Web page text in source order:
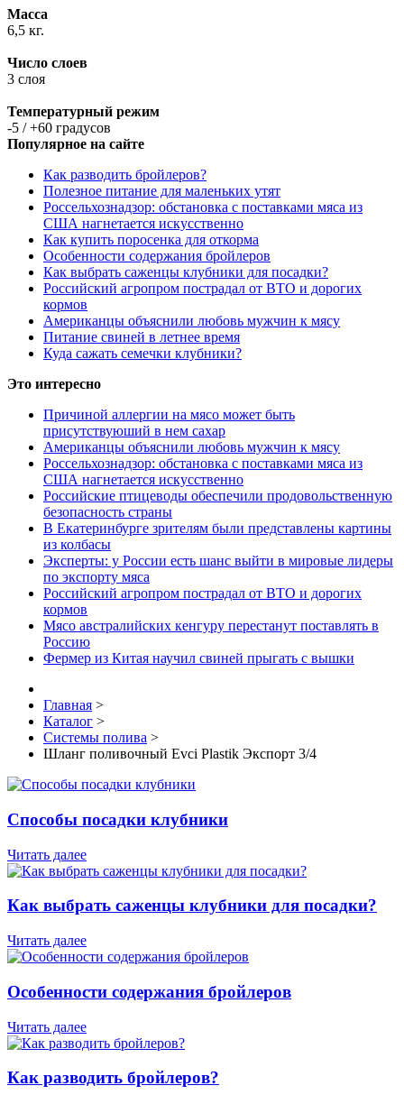
Масса
6,5 кг.
Число слоев
3 слоя
Температурный режим
-5 / +60 градусов
Популярное на сайте
Как разводить бройлеров?
Полезное питание для маленьких утят
Россельхознадзор: обстановка с поставками мяса из
США нагнетается искусственно
Как купить поросенка для откорма
Особенности содержания бройлеров
Как выбрать саженцы клубники для посадки?
Российский агропром пострадал от ВТО и дорогих
кормов
Американцы объяснили любовь мужчин к мясу
Питание свиней в летнее время
Куда сажать семечки клубники?
Это интересно
Причиной аллергии на мясо может быть
присутствуюший в нем сахар
Американцы объяснили любовь мужчин к мясу
Россельхознадзор: обстановка с поставками мяса из
США нагнетается искусственно
Российские птицеводы обеспечили продовольственную
безопасность страны
В Екатеринбурге зрителям были представлены картины
из колбасы
Эксперты: у России есть шанс выйти в мировые лидеры
по экспорту мяса
Российский агропром пострадал от ВТО и дорогих
кормов
Мясо австралийских кенгуру перестанут поставлять в
Россию
Фермер из Китая научил свиней прыгать с вышки
Главная >
Каталог >
Системы полива >
Шланг поливочный Evci Plastik Экспорт 3/4
Способы посадки клубники
Читать далее
Как выбрать саженцы клубники для посадки?
Читать далее
Особенности содержания бройлеров
Читать далее
Как разводить бройлеров?